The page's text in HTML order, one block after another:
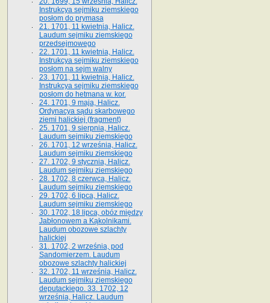
Instrukcya sejmiku ziemskiego
posłom do prymasa
21. 1701, 11 kwietnia, Halicz.
Laudum sejmiku ziemskiego
przedsejmowego
22. 1701, 11 kwietnia, Halicz.
Instrukcya sejmiku ziemskiego
posłom na sejm walny
23. 1701, 11 kwietnia, Halicz.
Instrukcya sejmiku ziemskiego
posłom do hetmana w. kor.
24. 1701, 9 maja, Halicz.
Ordynacya sądu skarbowego
ziemi halickiej (fragment)
25. 1701, 9 sierpnia, Halicz.
Laudum sejmiku ziemskiego
26. 1701, 12 września, Halicz.
Laudum sejmiku ziemskiego
27. 1702, 9 stycznia, Halicz.
Laudum sejmiku ziemskiego
28. 1702, 8 czerwca, Halicz.
Laudum sejmiku ziemskiego
29. 1702, 6 lipca, Halicz.
Laudum sejmiku ziemskiego
30. 1702, 18 lipca, obóz między
Jabłonowem a Kąkolnikami.
Laudum obozowe szlachty
halickiej
31. 1702, 2 września, pod
Sandomierzem. Laudum
obozowe szlachty halickiej
32. 1702, 11 września, Halicz.
Laudum sejmiku ziemskiego
deputackiego. 33. 1702, 12
września, Halicz. Laudum